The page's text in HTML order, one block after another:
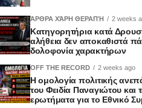
ΆΡΘΡΑ ΧΆΡΗ ΘΕΡΑΠΉ 2 weeks
Κατηγορητήρια κατά
αλήθεια δεν αποκαθιστά
δολοφονία χαρακτήρων
OFF THE RECORD 2 weeks ago
Η ομολογία πολιτικής
του Φειδία Παναγιώτου και
ερωτήματα για το Εθνικό